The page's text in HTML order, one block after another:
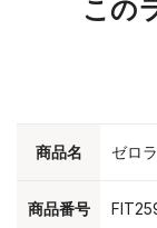
この
商品名 ゼロ
商品番号